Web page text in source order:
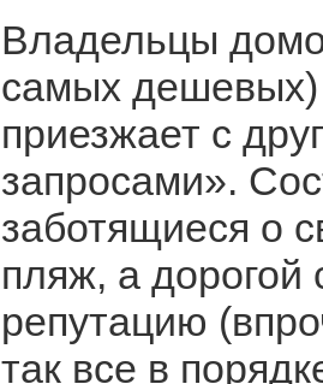
Владельцы
самых дешевых)
приезжает с
запросами».
заботящиеся о
пляж, а
репутацию
так все в